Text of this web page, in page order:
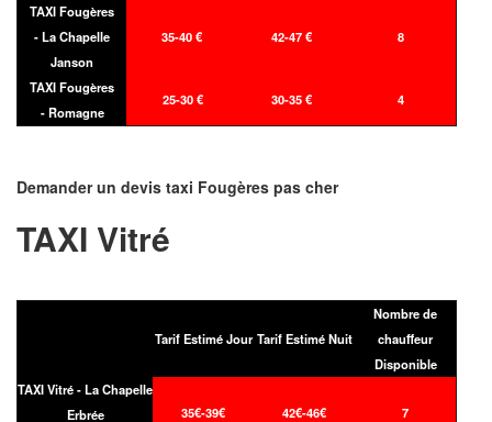
TAXI Fougères
- La Chapelle
Janson
35-40 € 42-47 € 8
TAXI Fougères
- Romagne
25-30 € 30-35 € 4
Demander un devis taxi Fougères pas cher
TAXI Vitré
Tarif Estimé Jour Tarif Estimé Nuit
Nombre de
chauffeur
Disponible
TAXI Vitré - La Chapelle
Erbrée
35€-39€ 42€-46€ 7